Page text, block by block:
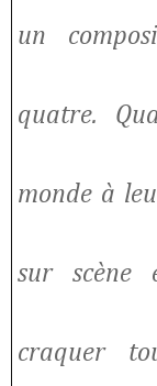
un
quatre.
monde à
sur scène
craquer